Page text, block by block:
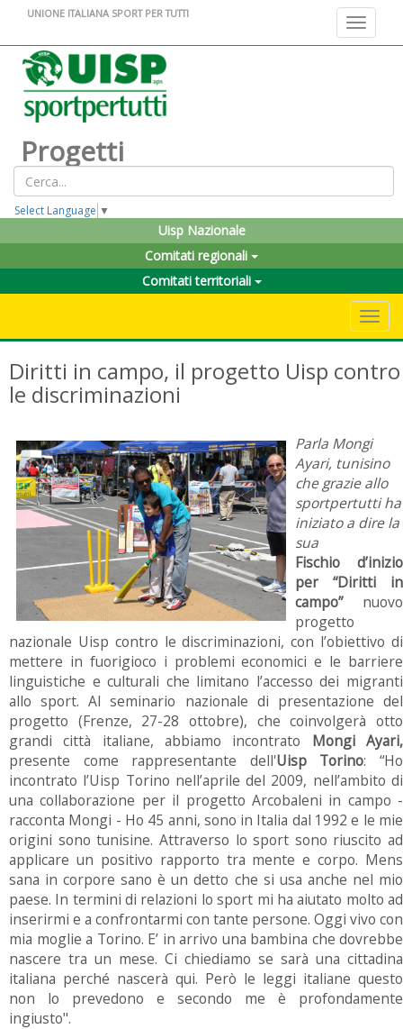
Toggle
UNIONE ITALIANA SPORT PER TUTTI
Progetti
Select Language ▼
Uisp Nazionale
Comitati regionali
Comitati territoriali
Diritti in campo, il progetto Uisp contro
le discriminazioni
Parla Mongi
Ayari, tunisino
che grazie allo
sportpertutti ha
iniziato a dire la
sua
Fischio d’inizio
per “Diritti in
campo”nuovo
progetto
nazionale Uisp contro le discriminazioni, con l’obiettivo di
mettere in fuorigioco i problemi economici e le barriere
linguistiche e culturali che limitano l’accesso dei migranti
allo sport. Al seminario nazionale di presentazione del
progetto (Frenze, 27-28 ottobre), che coinvolgerà otto
grandi città italiane, abbiamo incontrato Mongi Ayari,
presente come rappresentante dell'Uisp Torino: “Ho
incontrato l’Uisp Torino nell’aprile del 2009, nell’ambito di
una collaborazione per il progetto Arcobaleni in campo -
racconta Mongi - Ho 45 anni, sono in Italia dal 1992 e le mie
origini sono tunisine. Attraverso lo sport sono riuscito ad
applicare un positivo rapporto tra mente e corpo. Mens
sana in corpore sano è un detto che si usa anche nel mio
paese. In termini di relazioni lo sport mi ha aiutato molto ad
inserirmi e a confrontarmi con tante persone. Oggi vivo con
mia moglie a Torino. E’ in arrivo una bambina che dovrebbe
nascere tra un mese. Ci chiediamo se sarà una cittadina
italiana perché nascerà qui. Però le leggi italiane questo
non lo prevedono e secondo me è profondamente
ingiusto".